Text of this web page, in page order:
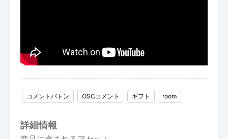
コメントバトン OSCコメント ギフト room
詳細情報